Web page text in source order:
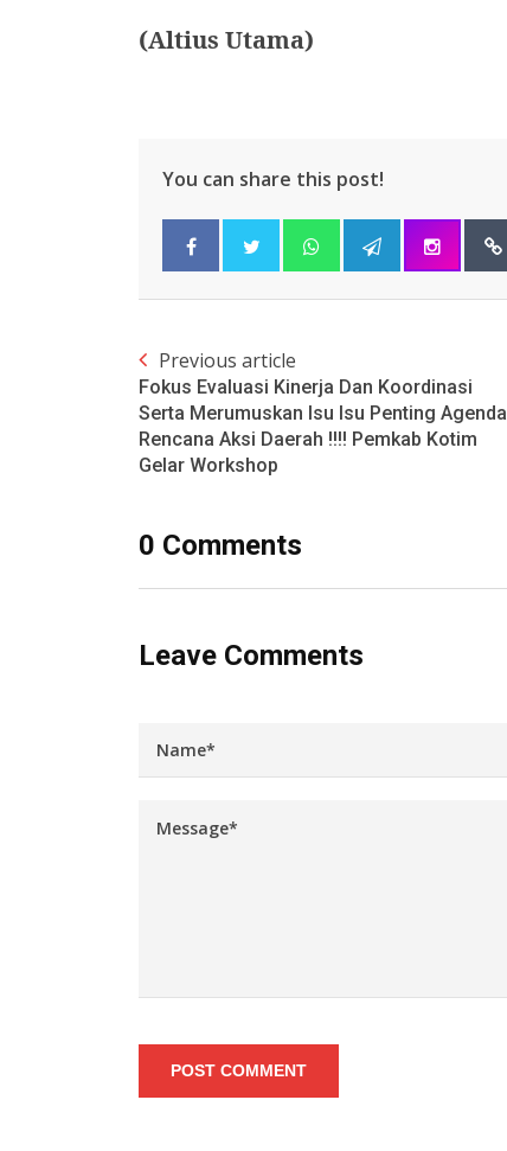
(Altius Utama)
You can share this post!
Previous article
Fokus Evaluasi Kinerja Dan Koordinasi
Serta Merumuskan Isu Isu Penting Agenda
Rencana Aksi Daerah !!!! Pemkab Kotim
Gelar Workshop
0 Comments
Leave Comments
POST COMMENT